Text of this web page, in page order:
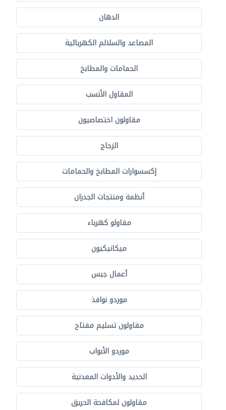
الدهان
المصاعد والسلالم الكهربائية
الحمامات والمطابخ
المقاول الأنسب
مقاولون اختصاصيون
الزجاج
إكسسوارات المطابخ والحمامات
أنظمة ومنتجات الجدران
مقاولو كهرباء
ميكانيكيون
أعمال جبس
موردو نوافذ
مقاولون تسليم مفتاح
موردو الأبواب
الحديد والأدوات المعدنية
مقاولون لمكافحة الحريق